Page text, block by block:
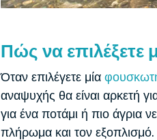
Πώς να επιλέξετε
Όταν επιλέγετε μία
αναψυχής θα είναι αρκετή
για ένα ποτάμι ή πιο άγρια
πλήρωμα και τον εξοπλισμό.